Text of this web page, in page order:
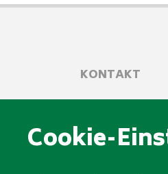
Cookie-
KONTAKT
Mirander Str. 41
70825 Korntal-